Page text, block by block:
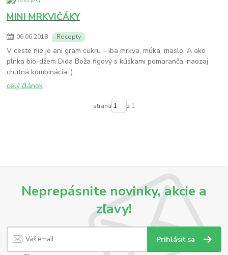
MINI MRKVIČÁKY
06.06.2018 Recepty
V ceste nie je ani gram cukru – iba mrkva, múka, maslo. A ako
plnka bio-džem Dida Boža figový s kúskami pomaranča, naozaj
chutná kombinácia :)
celý článok
strana z 1
Neprepásnite novinky, akcie a
zľavy!
Prihlásiť sa